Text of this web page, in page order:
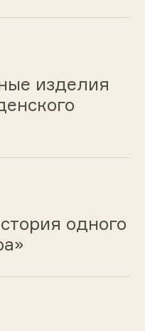
изделия
одного